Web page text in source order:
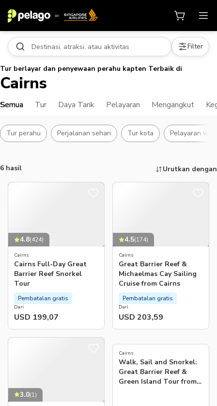
Filter
Tur berlayar dan penyewaan perahu kapten Terbaik di
Cairns
Semua Tur Daya Tarik Pelayaran Mengangkut
Tur perahu Perjalanan sehari Tur kota Pelayaran
6 hasil Urutkan dengan
4.8(424)
Cairns
Cairns Full-Day Great
Barrier Reef Snorkel
Tour
Dari
USD 199,07
Pembatalan gratis
4.5(174)
Cairns
Great Barrier Reef &
Michaelmas Cay Sailing
Cruise from Cairns
Dari
USD 203,59
Pembatalan gratis
3.0(1)
Cairns
Walk, Sail and Snorkel:
Great Barrier Reef &
Green Island Tour from